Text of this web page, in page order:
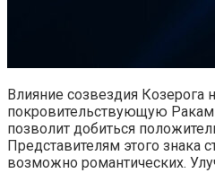
Влияние созвездия Козерога
покровительствующую Ракам
позволит добиться
Представителям этого знака
возможно романтических.